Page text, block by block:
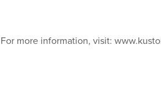
For more information, visit: